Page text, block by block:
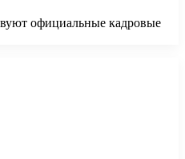
официальные кадровые